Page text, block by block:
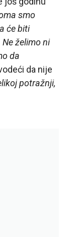
smo
će biti
želimo ni
da
da nije
potražnji,